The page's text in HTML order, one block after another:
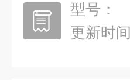
型号：
更新时间